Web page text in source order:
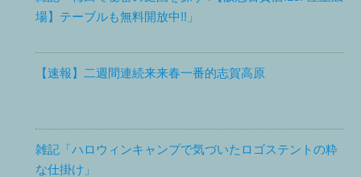
場】テーブルも無料開放中!!」
【速報】二週間連続来来春一番的志賀高原
雑記「ハロウィンキャンプで気づいたロゴステントの粋
な仕掛け」